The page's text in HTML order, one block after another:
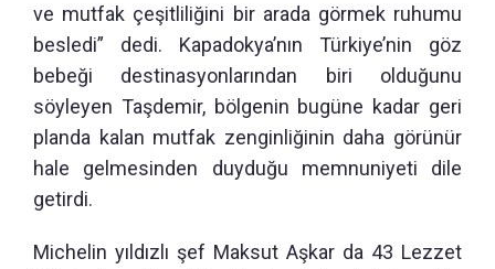
ve mutfak çeşitliliğini bir arada görmek ruhumu
besledi” dedi. Kapadokya’nın Türkiye’nin göz
bebeği destinasyonlarından biri olduğunu
söyleyen Taşdemir, bölgenin bugüne kadar geri
planda kalan mutfak zenginliğinin daha görünür
hale gelmesinden duyduğu memnuniyeti dile
getirdi.
Michelin yıldızlı şef Maksut Aşkar da 43 Lezzet